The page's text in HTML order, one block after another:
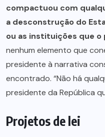
compactuou com
a desconstrução do
ou as instituições que o
nenhum elemento que
presidente à narrativa
encontrado. “Não há
presidente da República
Projetos de lei